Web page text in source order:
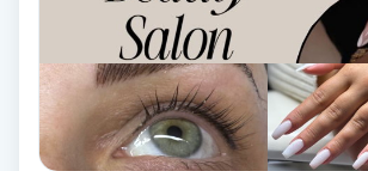
Föning